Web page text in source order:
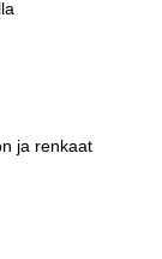
ja renkaat